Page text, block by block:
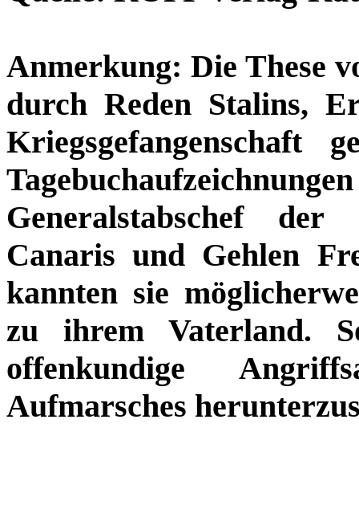
Anmerkung: Die These
durch Reden Stalins,
Kriegsgefangenschaft
Generalstabschef
Canaris und Gehlen
kannten sie
zu ihrem Vaterland.
offenkundige
Aufmarsches